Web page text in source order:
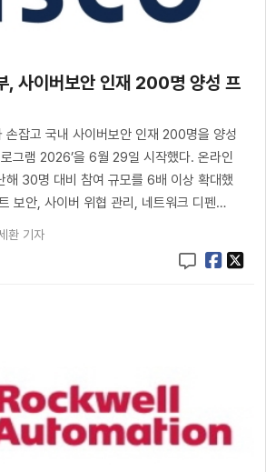
, 사이버보안 인재 200명 양성 프
손잡고 국내 사이버보안 인재 200명을 양성
그램 2026’을 6월 29일 시작했다. 온라인
해 30명 대비 참여 규모를 6배 이상 확대했
보안, 사이버 위협 관리, 네트워크 디펜…
환 기자